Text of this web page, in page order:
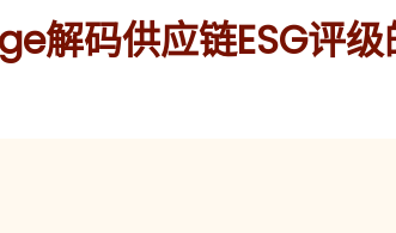
解码供应链ESG评级